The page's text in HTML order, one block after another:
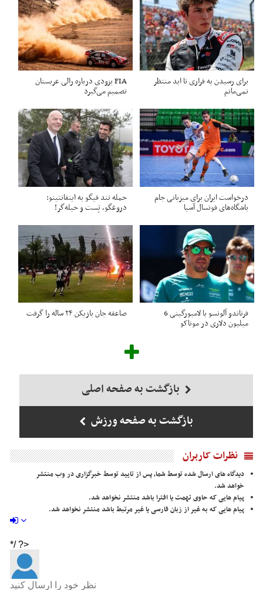
برای رسیدن به فراری تا ابد منتظر
نمی‌مانم
FIA یزودی درباره رالی عربستان
تصمیم می‌گیرد
درخواست ایران برای میزبانی جام
باشگاه‌های فوتسال آسیا
حمله تند فیگو به اینفانتینو:
دروغگو، پَست‌ و حیله‌گر!
فرناندو آلونسو با لامبورگینی 6
میلیون دلاری در موناکو
صاعقه جان بازیکن ۲۴ ساله را گرفت
بازگشت به صفحه اصلی
بازگشت به صفحه ورزش
نظرات کاربران
دیدگاه های ارسال شده توسط شما، پس از تایید توسط خبرگزاری در وب منتشر
خواهد شد.
پیام هایی که حاوی تهمت یا افترا باشد منتشر نخواهد شد.
پیام هایی که به غیر از زبان فارسی یا غیر مرتبط باشد منتشر نخواهد شد.